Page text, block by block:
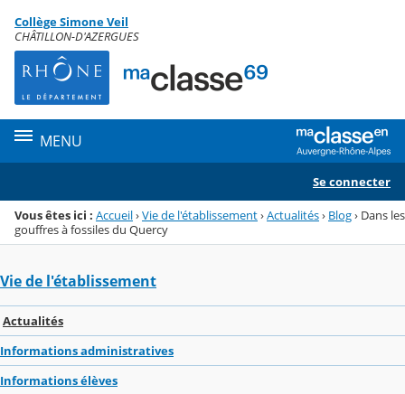
Menu de la rubrique
Contenu
Collège Simone Veil
CHÂTILLON-D'AZERGUES
MENU
Se connecter
Vous êtes ici : Accueil›Vie de l'établissement›Actualités› Blog› Dans les
gouffres à fossiles du Quercy
Vie de l'établissement
Actualités
Informations administratives
Informations élèves